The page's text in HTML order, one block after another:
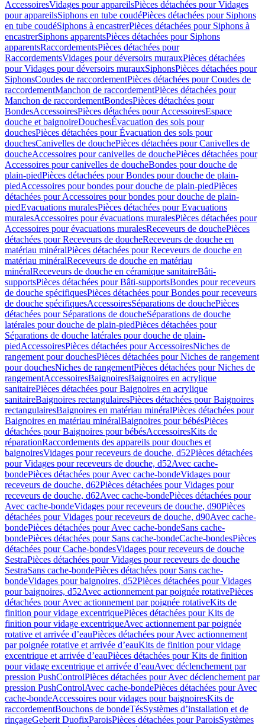
AccessoiresVidages pour appareilsPièces détachées pour Vidages
pour appareilsSiphons en tube coudéPièces détachées pour Siphons
en tube coudéSiphons à encastrerPièces détachées pour Siphons à
encastrerSiphons apparentsPièces détachées pour Siphons
apparentsRaccordementsPièces détachées pour
RaccordementsVidages pour déversoirs murauxPièces détachées
pour Vidages pour déversoirs murauxSiphonsPièces détachées pour
SiphonsCoudes de raccordementPièces détachées pour Coudes de
raccordementManchon de raccordementPièces détachées pour
Manchon de raccordementBondesPièces détachées pour
BondesAccessoiresPièces détachées pour AccessoiresEspace
douche et baignoireDouchesÉvacuation des sols pour
douchesPièces détachées pour Évacuation des sols pour
douchesCanivelles de douchePièces détachées pour Canivelles de
doucheAccessoires pour canivelles de douchePièces détachées pour
Accessoires pour canivelles de doucheBondes pour douche de
plain-piedPièces détachées pour Bondes pour douche de plain-
piedAccessoires pour bondes pour douche de plain-piedPièces
détachées pour Accessoires pour bondes pour douche de plain-
piedEvacuations muralesPièces détachées pour Evacuations
muralesAccessoires pour évacuations muralesPièces détachées pour
Accessoires pour évacuations muralesReceveurs de douchePièces
détachées pour Receveurs de doucheReceveurs de douche en
matériau minéralPièces détachées pour Receveurs de douche en
matériau minéralReceveurs de douche en matériau
minéralReceveurs de douche en céramique sanitaireBâti-
supportsPièces détachées pour Bâti-supportsBondes pour receveurs
de douche spécifiquesPièces détachées pour Bondes pour receveurs
de douche spécifiquesAccessoiresSéparations de douchePièces
détachées pour Séparations de doucheSéparations de douche
latérales pour douche de plain-piedPièces détachées pour
Séparations de douche latérales pour douche de plain-
piedAccessoiresPièces détachées pour AccessoiresNiches de
rangement pour douchesPièces détachées pour Niches de rangement
pour douchesNiches de rangementPièces détachées pour Niches de
rangementAccessoiresBaignoiresBaignoires en acrylique
sanitairePièces détachées pour Baignoires en acrylique
sanitaireBaignoires rectangulairesPièces détachées pour Baignoires
rectangulairesBaignoires en matériau minéralPièces détachées pour
Baignoires en matériau minéralBaignoires pour bébésPièces
détachées pour Baignoires pour bébésAccessoiresKits de
réparationRaccordements des appareils pour douches et
baignoiresVidages pour receveurs de douche, d52Pièces détachées
pour Vidages pour receveurs de douche, d52Avec cache-
bondePièces détachées pour Avec cache-bondeVidages pour
receveurs de douche, d62Pièces détachées pour Vidages pour
receveurs de douche, d62Avec cache-bondePièces détachées pour
Avec cache-bondeVidages pour receveurs de douche, d90Pièces
détachées pour Vidages pour receveurs de douche, d90Avec cache-
bondePièces détachées pour Avec cache-bondeSans cache-
bondePièces détachées pour Sans cache-bondeCache-bondesPièces
détachées pour Cache-bondesVidages pour receveurs de douche
SestraPièces détachées pour Vidages pour receveurs de douche
SestraSans cache-bondePièces détachées pour Sans cache-
bondeVidages pour baignoires, d52Pièces détachées pour Vidages
pour baignoires, d52Avec actionnement par poignée rotativePièces
détachées pour Avec actionnement par poignée rotativeKits de
finition pour vidage excentriquePièces détachées pour Kits de
finition pour vidage excentriqueAvec actionnement par poignée
rotative et arrivée d’eauPièces détachées pour Avec actionnement
par poignée rotative et arrivée d’eauKits de finition pour vidage
excentrique et arrivée d’eauPièces détachées pour Kits de finition
pour vidage excentrique et arrivée d’eauAvec déclenchement par
pression PushControlPièces détachées pour Avec déclenchement par
pression PushControlAvec cache-bondePièces détachées pour Avec
cache-bondeAccessoires pour vidages pour baignoiresKits de
raccordementBouchons de bondeTésSystèmes d’installation et de
rinçageGeberit DuofixParoisPièces détachées pour ParoisSystèmes